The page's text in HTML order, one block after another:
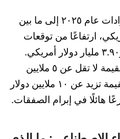
رفعت بالانتير توقعاتها لإيرادات عام ٢٠٢٥ إلى ما بين
أمريكي، ارتفاعًا من توقعات
سابقة تراوحت بين ٣.٨٩ و٣.٩٠ مليار دولار أمريكي.
وأبرمت الشركة ٦٦ عقدًا بقيمة لا تقل عن ٥ ملايين
دولار أمريكي، و٤٢ عقدًا بقيمة تزيد عن ١٠ ملايين دولار
هائلًا في إبرام الصفقات.